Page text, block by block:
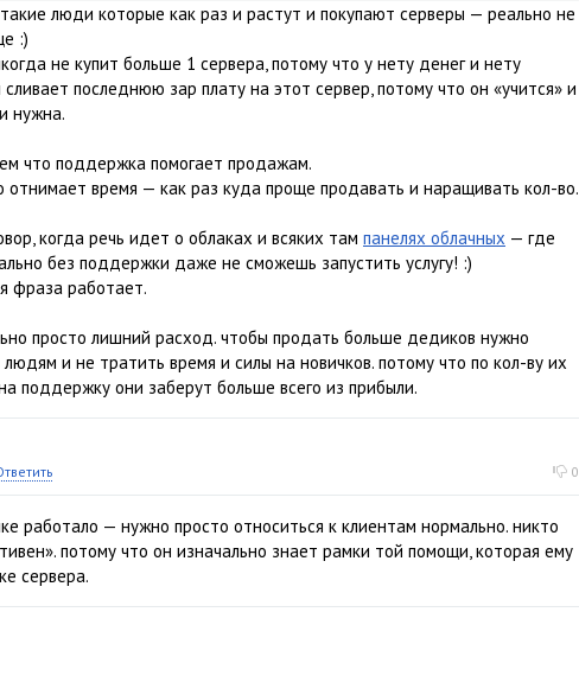
люди которые как раз и растут и покупают серверы — реально не
:)
не купит больше 1 сервера, потому что у нету денег и нету
сливает последнюю зар плату на этот сервер, потому что он «учится» и
нужна.
что поддержка помогает продажам.
отнимает время — как раз куда проще продавать и наращивать кол-во.
когда речь идет о облаках и всяких там панелях облачных — где
без поддержки даже не сможешь запустить услугу! :)
фраза работает.
просто лишний расход. чтобы продать больше дедиков нужно
и не тратить время и силы на новичков. потому что по кол-ву их
поддержку они заберут больше всего из прибыли.
0
работало — нужно просто относиться к клиентам нормально. никто
потому что он изначально знает рамки той помощи, которая ему
сервера.